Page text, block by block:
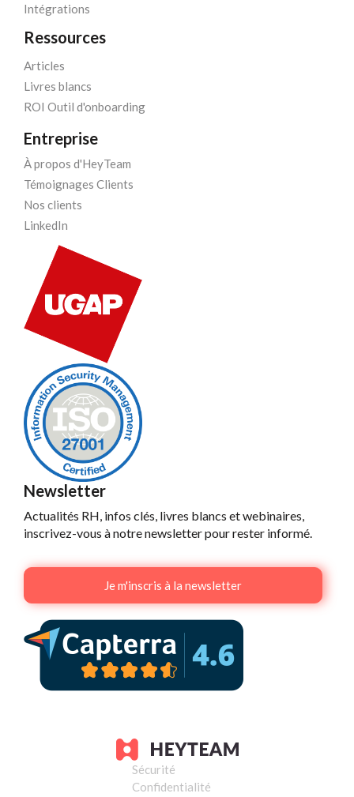
Intégrations
Ressources
Articles
Livres blancs
ROI Outil d'onboarding
Entreprise
À propos d'HeyTeam
Témoignages Clients
Nos clients
LinkedIn
Newsletter
Actualités RH, infos clés, livres blancs et webinaires,
inscrivez-vous à notre newsletter pour rester informé.
Je m'inscris à la newsletter
Sécurité
Confidentialité